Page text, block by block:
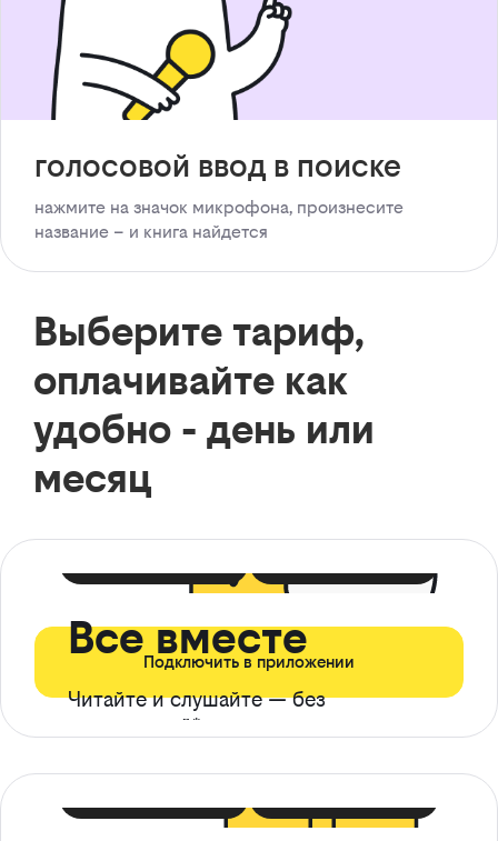
голосовой ввод в поиске
нажмите на значок микрофона, произнесите
название – и книга найдется
Выберите тариф,
оплачивайте как
удобно - день или
месяц
Все вместе
Читайте и слушайте — без
ограничений*
Подключить в приложении